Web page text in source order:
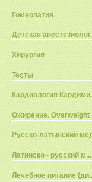
Гомеопатия
Детская
Хирургия
Тесты
Кардиология
Ожирение. Overweight
Русско-латынский
Латинско - русский м...
Лечебное питание